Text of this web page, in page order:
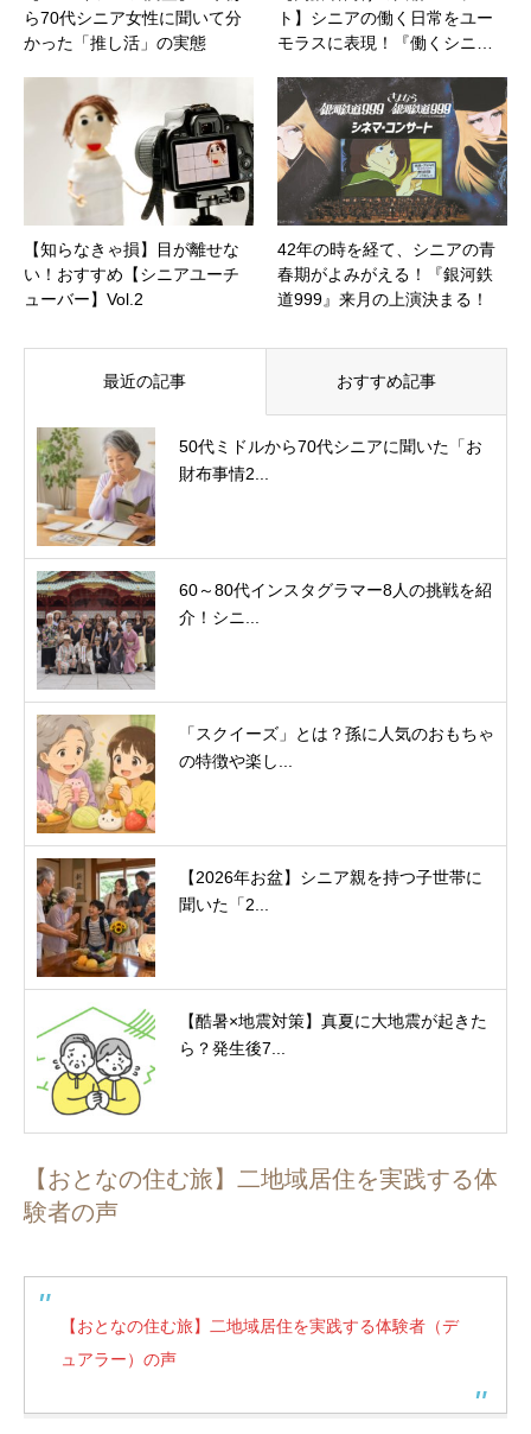
ら70代シニア女性に聞いて分
かった「推し活」の実態
ト】シニアの働く日常をユー
モラスに表現！『働くシニ…
【知らなきゃ損】目が離せな
い！おすすめ【シニアユーチ
ューバー】Vol.2
42年の時を経て、シニアの青
春期がよみがえる！『銀河鉄
道999』来月の上演決まる！
最近の記事 おすすめ記事
50代ミドルから70代シニアに聞いた「お
財布事情2...
60～80代インスタグラマー8人の挑戦を紹
介！シニ...
「スクイーズ」とは？孫に人気のおもちゃ
の特徴や楽し...
【2026年お盆】シニア親を持つ子世帯に
聞いた「2...
【酷暑×地震対策】真夏に大地震が起きた
ら？発生後7...
【おとなの住む旅】二地域居住を実践する体
験者の声
【おとなの住む旅】二地域居住を実践する体験者（デ
ュアラー）の声